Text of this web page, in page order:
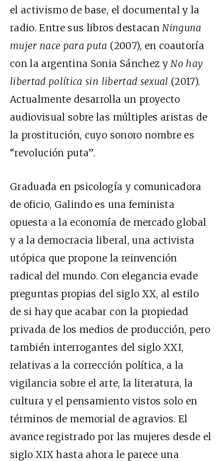
el activismo de base, el documental y la
radio. Entre sus libros destacan Ninguna
mujer nace para puta (2007), en coautoría
con la argentina Sonia Sánchez y No hay
libertad política sin libertad sexual (2017).
Actualmente desarrolla un proyecto
audiovisual sobre las múltiples aristas de
la prostitución, cuyo sonoro nombre es
“revolución puta”.
Graduada en psicología y comunicadora
de oficio, Galindo es una feminista
opuesta a la economía de mercado global
y a la democracia liberal, una activista
utópica que propone la reinvención
radical del mundo. Con elegancia evade
preguntas propias del siglo XX, al estilo
de si hay que acabar con la propiedad
privada de los medios de producción, pero
también interrogantes del siglo XXI,
relativas a la corrección política, a la
vigilancia sobre el arte, la literatura, la
cultura y el pensamiento vistos solo en
términos de memorial de agravios. El
avance registrado por las mujeres desde el
siglo XIX hasta ahora le parece una